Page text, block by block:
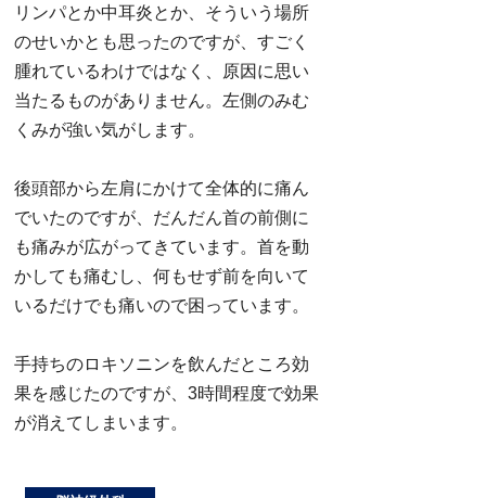
リンパとか中耳炎とか、そういう場所
のせいかとも思ったのですが、すごく
腫れているわけではなく、原因に思い
当たるものがありません。左側のみむ
くみが強い気がします。
後頭部から左肩にかけて全体的に痛ん
でいたのですが、だんだん首の前側に
も痛みが広がってきています。首を動
かしても痛むし、何もせず前を向いて
いるだけでも痛いので困っています。
手持ちのロキソニンを飲んだところ効
果を感じたのですが、3時間程度で効果
が消えてしまいます。